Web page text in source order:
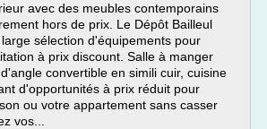
avec des meubles contemporains
hors de prix. Le Dépôt Bailleul
sélection d'équipements pour
à prix discount. Salle à manger
convertible en simili cuir, cuisine
d'opportunités à prix réduit pour
ou votre appartement sans casser
vos...